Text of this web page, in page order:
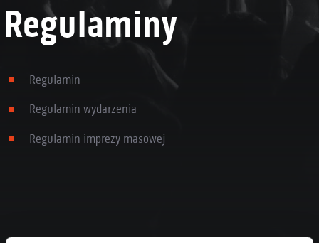
Regulaminy
Regulamin
Regulamin wydarzenia
Regulamin imprezy masowej